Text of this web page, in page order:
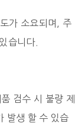
가 소요되며, 주
습니다.
검수 시 불량 제
발생 할 수 있습